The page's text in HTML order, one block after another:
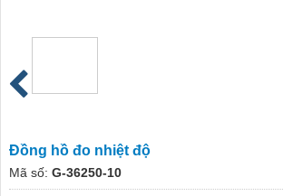
Đồng hồ đo nhiệt độ
Mã số: G-36250-10